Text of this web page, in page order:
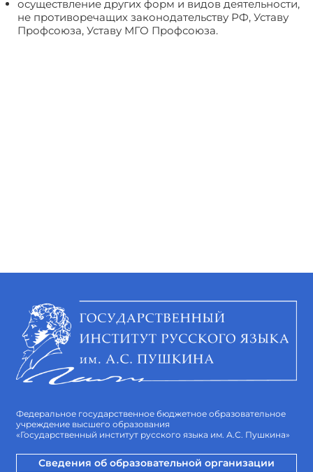
осуществление других форм и видов деятельности,
не противоречащих законодательству РФ, Уставу
Профсоюза, Уставу МГО Профсоюза.
Федеральное государственное бюджетное образовательное
учреждение высшего образования
«Государственный институт русского языка им. А.С. Пушкина»
Сведения об образовательной организации